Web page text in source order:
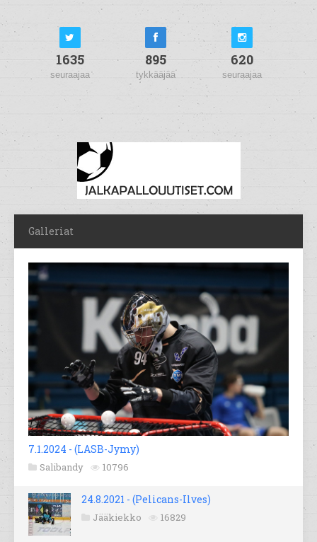
1635
seuraajaa
895
tykkääjää
620
seuraajaa
Galleriat
7.1.2024 - (LASB-Jymy)
Salibandy 10796
24.8.2021 - (Pelicans-Ilves)
Jääkiekko 16829